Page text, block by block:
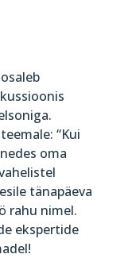
“Kui
oma
tänapäeva
rahu nimel.
ekspertide